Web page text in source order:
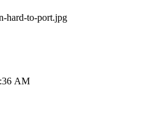
hard-to-port.jpg
AM